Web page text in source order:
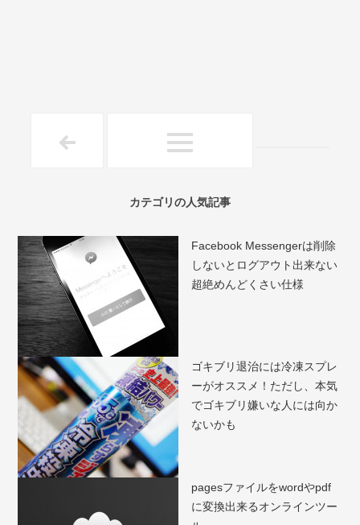
カテゴリの人気記事
Facebook Messengerは削除
しないとログアウト出来ない
超絶めんどくさい仕様
ゴキブリ退治には冷凍スプレ
ーがオススメ！ただし、本気
でゴキブリ嫌いな人には向か
ないかも
pagesファイルをwordやpdf
に変換出来るオンラインツー